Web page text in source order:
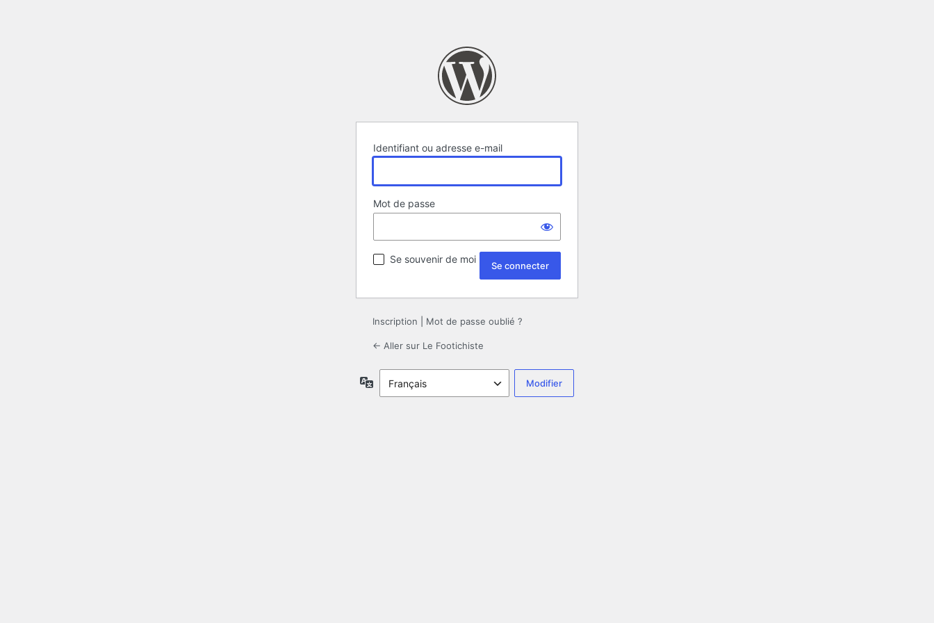
Identifiant ou adresse e-mail
Mot de passe
Se souvenir de moi
Inscription Mot de passe oublié ?
← Aller sur Le Footichiste
Langue